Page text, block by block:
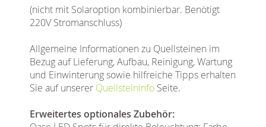
(nicht mit Solaroption kombinierbar. Benötigt
220V Stromanschluss)
Allgemeine Informationen zu Quellsteinen im
Bezug auf Lieferung, Aufbau, Reinigung, Wartung
und Einwinterung sowie hilfreiche Tipps erhalten
Sie auf unserer Quellsteininfo Seite.
Erweitertes optionales Zubehör: